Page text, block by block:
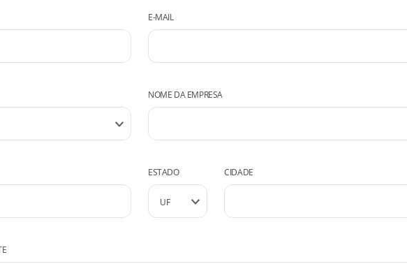
E-MAIL
NOME DA EMPRESA
ESTADO CIDADE